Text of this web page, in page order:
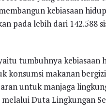
kebiasaan
pada lebih dari 142.588
tumbuhnya kebiasaan
konsumsi makanan
untuk manjaga
Duta Lingkungan